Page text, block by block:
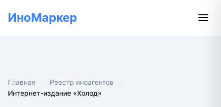
ИноМаркер
Главная
Реестр иноагентов
Интернет-издание «Холод»